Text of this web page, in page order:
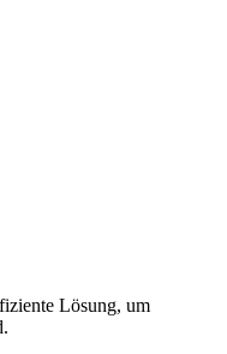
Lösung, um